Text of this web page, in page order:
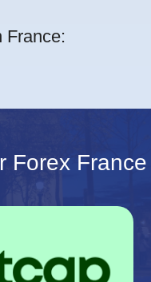
France:
Forex France